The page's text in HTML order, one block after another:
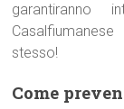
garantiranno
stesso!
Come